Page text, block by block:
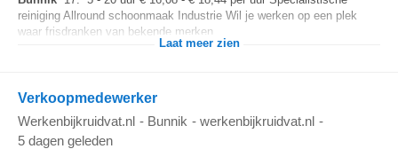
reiniging Allround schoonmaak Industrie Wil je werken op een plek
waar frisdranken van bekende merken...
Laat meer zien
Verkoopmedewerker
Werkenbijkruidvat.nl - Bunnik - werkenbijkruidvat.nl -
5 dagen geleden